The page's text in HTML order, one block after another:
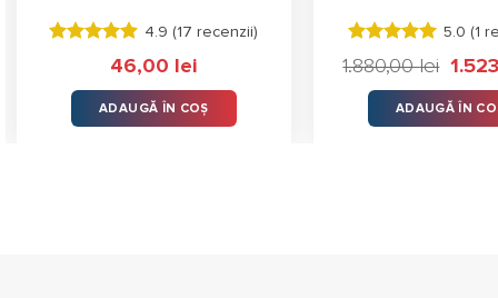
Evaluat la
stele
din 5
4.9 (17 recenzii)
46,00 lei
ADAUGĂ ÎN COȘ
Evaluat la
5.00stele
din 5
5.0 (1
1.880,00lei
Prețul
a
fost:
ADAUGĂ ÎN